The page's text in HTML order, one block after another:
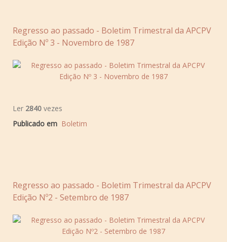
Regresso ao passado - Boletim Trimestral da APCPV
Edição Nº 3 - Novembro de 1987
Ler 2840 vezes
Publicado em Boletim
Regresso ao passado - Boletim Trimestral da APCPV
Edição Nº2 - Setembro de 1987